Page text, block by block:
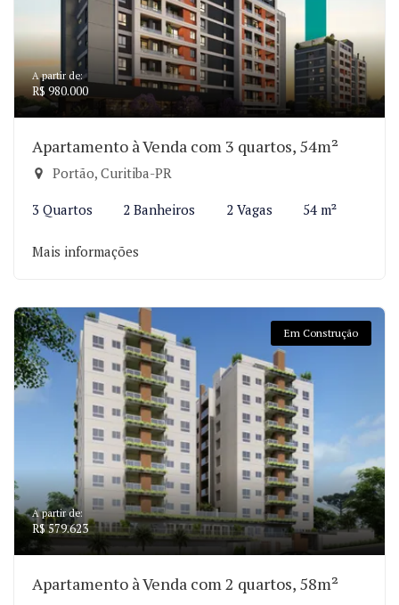
A partir de:
R$ 980.000
Apartamento à Venda com 3 quartos, 54m²
Portão, Curitiba-PR
3 Quartos 2 Banheiros 2 Vagas 54 m²
Mais informações
Em Construção
A partir de:
R$ 579.623
Apartamento à Venda com 2 quartos, 58m²